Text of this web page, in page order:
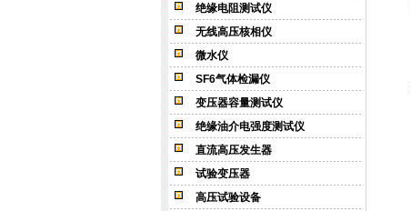
绝缘电阻测试仪
无线高压核相仪
微水仪
SF6气体检漏仪
变压器容量测试仪
绝缘油介电强度测试仪
直流高压发生器
试验变压器
高压试验设备